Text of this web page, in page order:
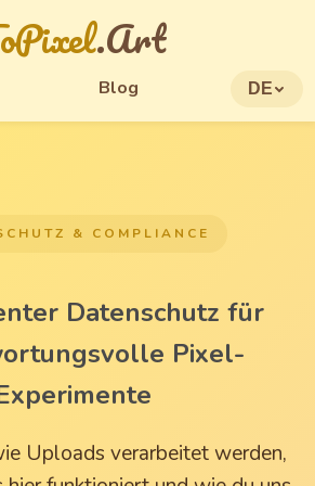
.Art
Blog DE
& COMPLIANCE
Datenschutz für
Pixel-
Uploads verarbeitet werden,